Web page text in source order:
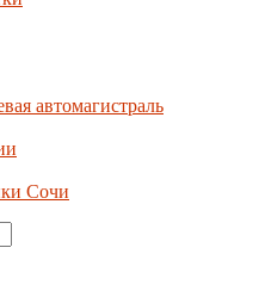
автомагистраль
Сочи